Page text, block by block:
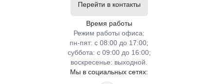
Перейти в контакты
Время работы
Режим работы офиса:
пн-пят: с 08:00 до 17:00;
суббота: с 09:00 до 16:00;
воскресенье: выходной.
Мы в социальных сетях: